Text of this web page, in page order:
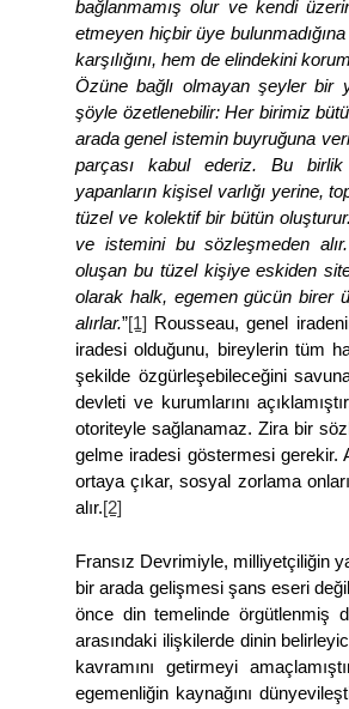
bağlanmamış olur ve kendi
etmeyen hiçbir üye
karşılığını, hem de elindekini
Özüne bağlı olmayan şeyler bir
şöyle özetlenebilir: Her birimiz
arada genel istemin buyruğuna
parçası kabul ederiz. Bu
yapanların kişisel varlığı yerine,
tüzel ve kolektif bir bütün
ve istemini bu sözleşmeden
oluşan bu tüzel kişiye eskiden
olarak halk, egemen gücün birer
alırlar.”[1] Rousseau, genel
iradesi olduğunu, bireylerin tüm
şekilde özgürleşebileceğini
devleti ve kurumlarını
otoriteyle sağlanamaz. Zira bir
gelme iradesi göstermesi gerekir.
ortaya çıkar, sosyal zorlama
alır.[2]
Fransız Devrimiyle, milliyetçiliğin
bir arada gelişmesi şans eseri
önce din temelinde örgütlenmiş
arasındaki ilişkilerde dinin
kavramını getirmeyi
egemenliğin kaynağını